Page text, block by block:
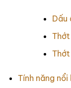
Dấu
Tính năng